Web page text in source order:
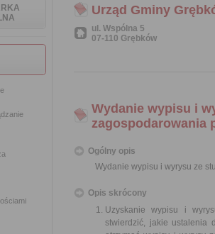
Urząd Gminy
ul. Wspólna 5
07-110 Grębków
Wydanie wypisu i
zagospodarowania
Ogólny opis
Wydanie wypisu i wyrysu ze
Opis skrócony
Uzyskanie wypisu i
stwierdzić, jakie ustalenia